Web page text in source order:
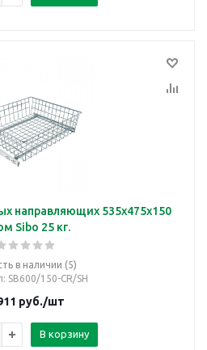
направляющих 535х475х150
Sibo 25 кг.
в наличии (5)
: SB600/150-CR/SH
руб./шт
В корзину